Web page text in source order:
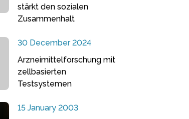
stärkt den sozialen
Zusammenhalt
30 December 2024
Arzneimittelforschung mit
zellbasierten
Testsystemen
15 January 2003